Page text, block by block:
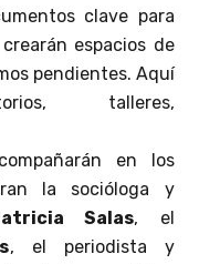
clave para
espacios de
pendientes. Aquí
talleres,
en los
la socióloga y
Salas, el
, el periodista y